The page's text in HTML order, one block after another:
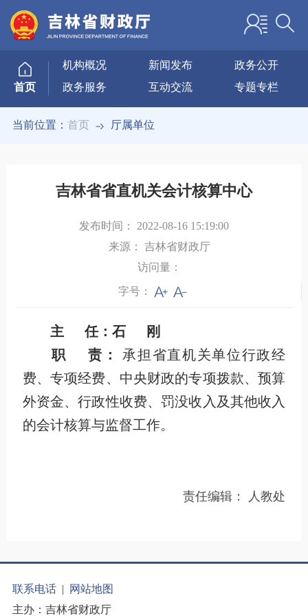
首页
机构概况 新闻发布
政务公开
政务服务
互动交流 专题专栏
当前位置：首页 厅属单位
吉林省省直机关会计核算中心
发布时间： 2022-08-16 15:19:00
来源：
吉林省财政厅
访问量：
字号：
主任：石 刚
职 责：
承担省直机关单位行政经
费、专项经费、中央财政的专项拨款、预算
外资金、行政性收费、罚没收入及其他收入
的会计核算与监督工作。
责任编辑： 人教处
联系电话 |
网站地图
主办：吉林省财政厅